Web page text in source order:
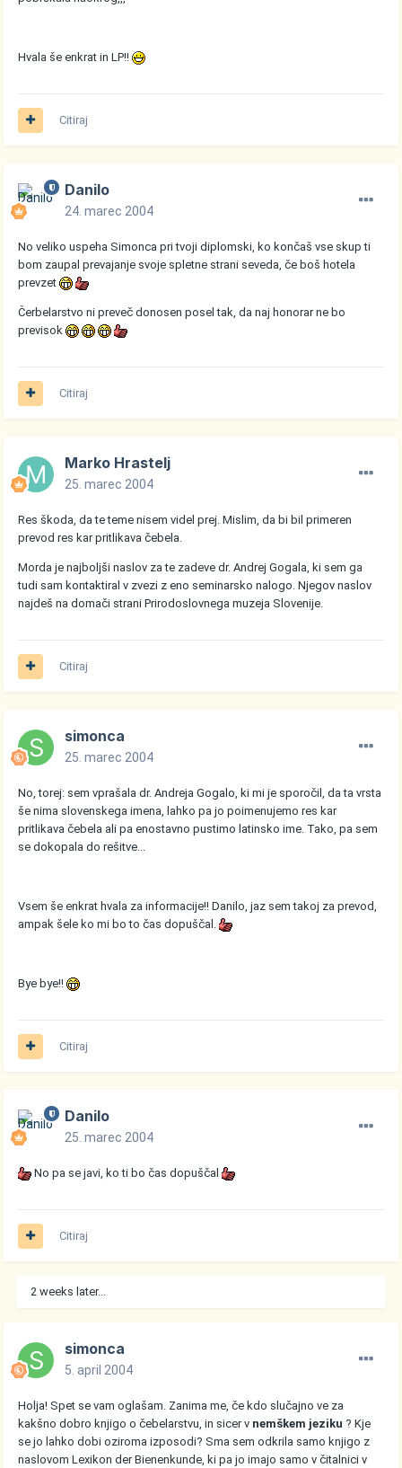
Hvala še enkrat in LP!!
Citiraj
Danilo
24. marec 2004
No veliko uspeha Simonca pri tvoji diplomski, ko končaš vse skup ti
bom zaupal prevajanje svoje spletne strani seveda, če boš hotela
prevzet
Čerbelarstvo ni preveč donosen posel tak, da naj honorar ne bo
previsok
Citiraj
Marko Hrastelj
25. marec 2004
Res škoda, da te teme nisem videl prej. Mislim, da bi bil primeren
prevod res kar pritlikava čebela.
Morda je najboljši naslov za te zadeve dr. Andrej Gogala, ki sem ga
tudi sam kontaktiral v zvezi z eno seminarsko nalogo. Njegov naslov
najdeš na domači strani Prirodoslovnega muzeja Slovenije.
Citiraj
simonca
25. marec 2004
No, torej: sem vprašala dr. Andreja Gogalo, ki mi je sporočil, da ta vrsta
še nima slovenskega imena, lahko pa jo poimenujemo res kar
pritlikava čebela ali pa enostavno pustimo latinsko ime. Tako, pa sem
se dokopala do rešitve...
Vsem še enkrat hvala za informacije!! Danilo, jaz sem takoj za prevod,
ampak šele ko mi bo to čas dopuščal.
Bye bye!!
Citiraj
Danilo
25. marec 2004
No pa se javi, ko ti bo čas dopuščal
Citiraj
2 weeks later...
simonca
5. april 2004
Holja! Spet se vam oglašam. Zanima me, če kdo slučajno ve za
kakšno dobro knjigo o čebelarstvu, in sicer v nemškem jeziku ? Kje
se jo lahko dobi oziroma izposodi? Sma sem odkrila samo knjigo z
naslovom Lexikon der Bienenkunde, ki pa jo imajo samo v čitalnici v